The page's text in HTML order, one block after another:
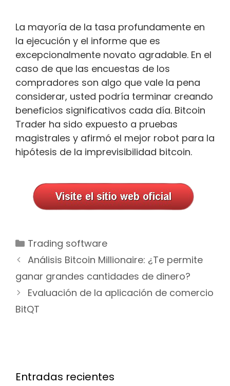
La mayoría de la tasa profundamente en
la ejecución y el informe que es
excepcionalmente novato agradable. En el
caso de que las encuestas de los
compradores son algo que vale la pena
considerar, usted podría terminar creando
beneficios significativos cada día. Bitcoin
Trader ha sido expuesto a pruebas
magistrales y afirmó el mejor robot para la
hipótesis de la imprevisibilidad bitcoin.
Categorías
Trading software
Navegación
de
entradas
Análisis Bitcoin Millionaire: ¿Te permite
ganar grandes cantidades de dinero?
Evaluación de la aplicación de comercio
BitQT
Entradas recientes